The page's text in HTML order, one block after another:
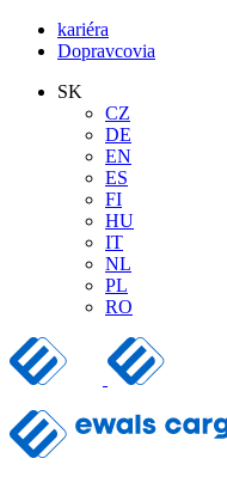
kariéra
Dopravcovia
SK
CZ
DE
EN
ES
FI
HU
IT
NL
PL
RO